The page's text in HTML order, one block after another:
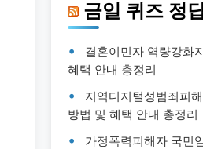
금일 퀴즈 정
결혼이민자 역량강화
혜택 안내 총정리
지역디지털성범죄피
방법 및 혜택 안내 총정리
가정폭력피해자 국민